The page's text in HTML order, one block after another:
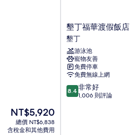
現
在
價
NT$5,920
總價 NT$6,838
含稅金和其他費用
墾
丁
福
華
渡
假
飯
店
墾
墾丁福華渡假飯店
墾丁
游泳池
寵物友善
免費停車
免費無線上網
8.4
分，
8.4 非常好
1,006 則評論